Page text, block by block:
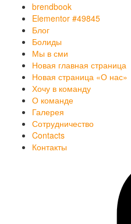
brendbook
Elementor #49845
Блог
Болиды
Мы в сми
Новая главная страница
Новая страница «О нас»
Хочу в команду
О команде
Галерея
Сотрудничество
Contacts
Контакты